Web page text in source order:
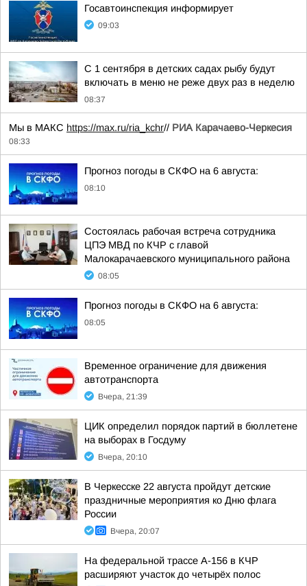
Госавтоинспекция информирует
09:03
С 1 сентября в детских садах рыбу будут
включать в меню не реже двух раз в неделю
08:37
Мы в МАКС https://max.ru/ria_kchr// РИА Карачаево-Черкесия
08:33
Прогноз погоды в СКФО на 6 августа:
08:10
Состоялась рабочая встреча сотрудника
ЦПЭ МВД по КЧР с главой
Малокарачаевского муниципального района
08:05
Прогноз погоды в СКФО на 6 августа:
08:05
Временное ограничение для движения
автотранспорта
Вчера, 21:39
ЦИК определил порядок партий в бюллетене
на выборах в Госдуму
Вчера, 20:10
В Черкесске 22 августа пройдут детские
праздничные мероприятия ко Дню флага
России
Вчера, 20:07
На федеральной трассе А-156 в КЧР
расширяют участок до четырёх полос